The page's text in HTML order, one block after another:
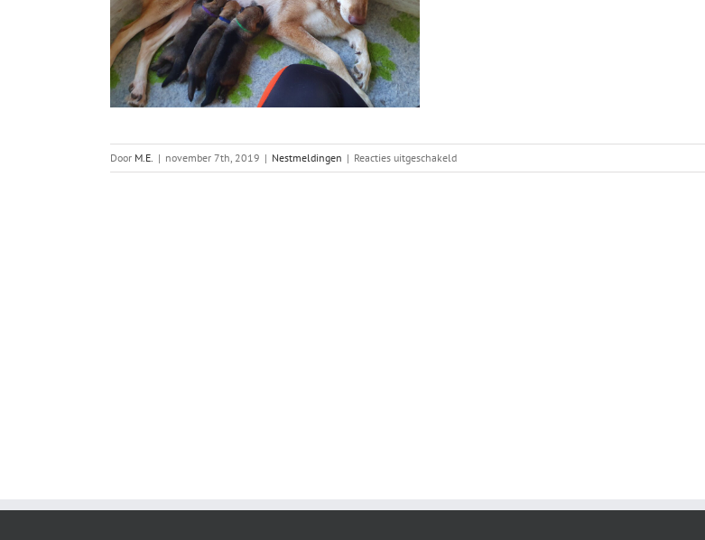
Door M.E. | november 7th, 2019 | Nestmeldingen | Reacties uitgeschakeldvoor
Asgards